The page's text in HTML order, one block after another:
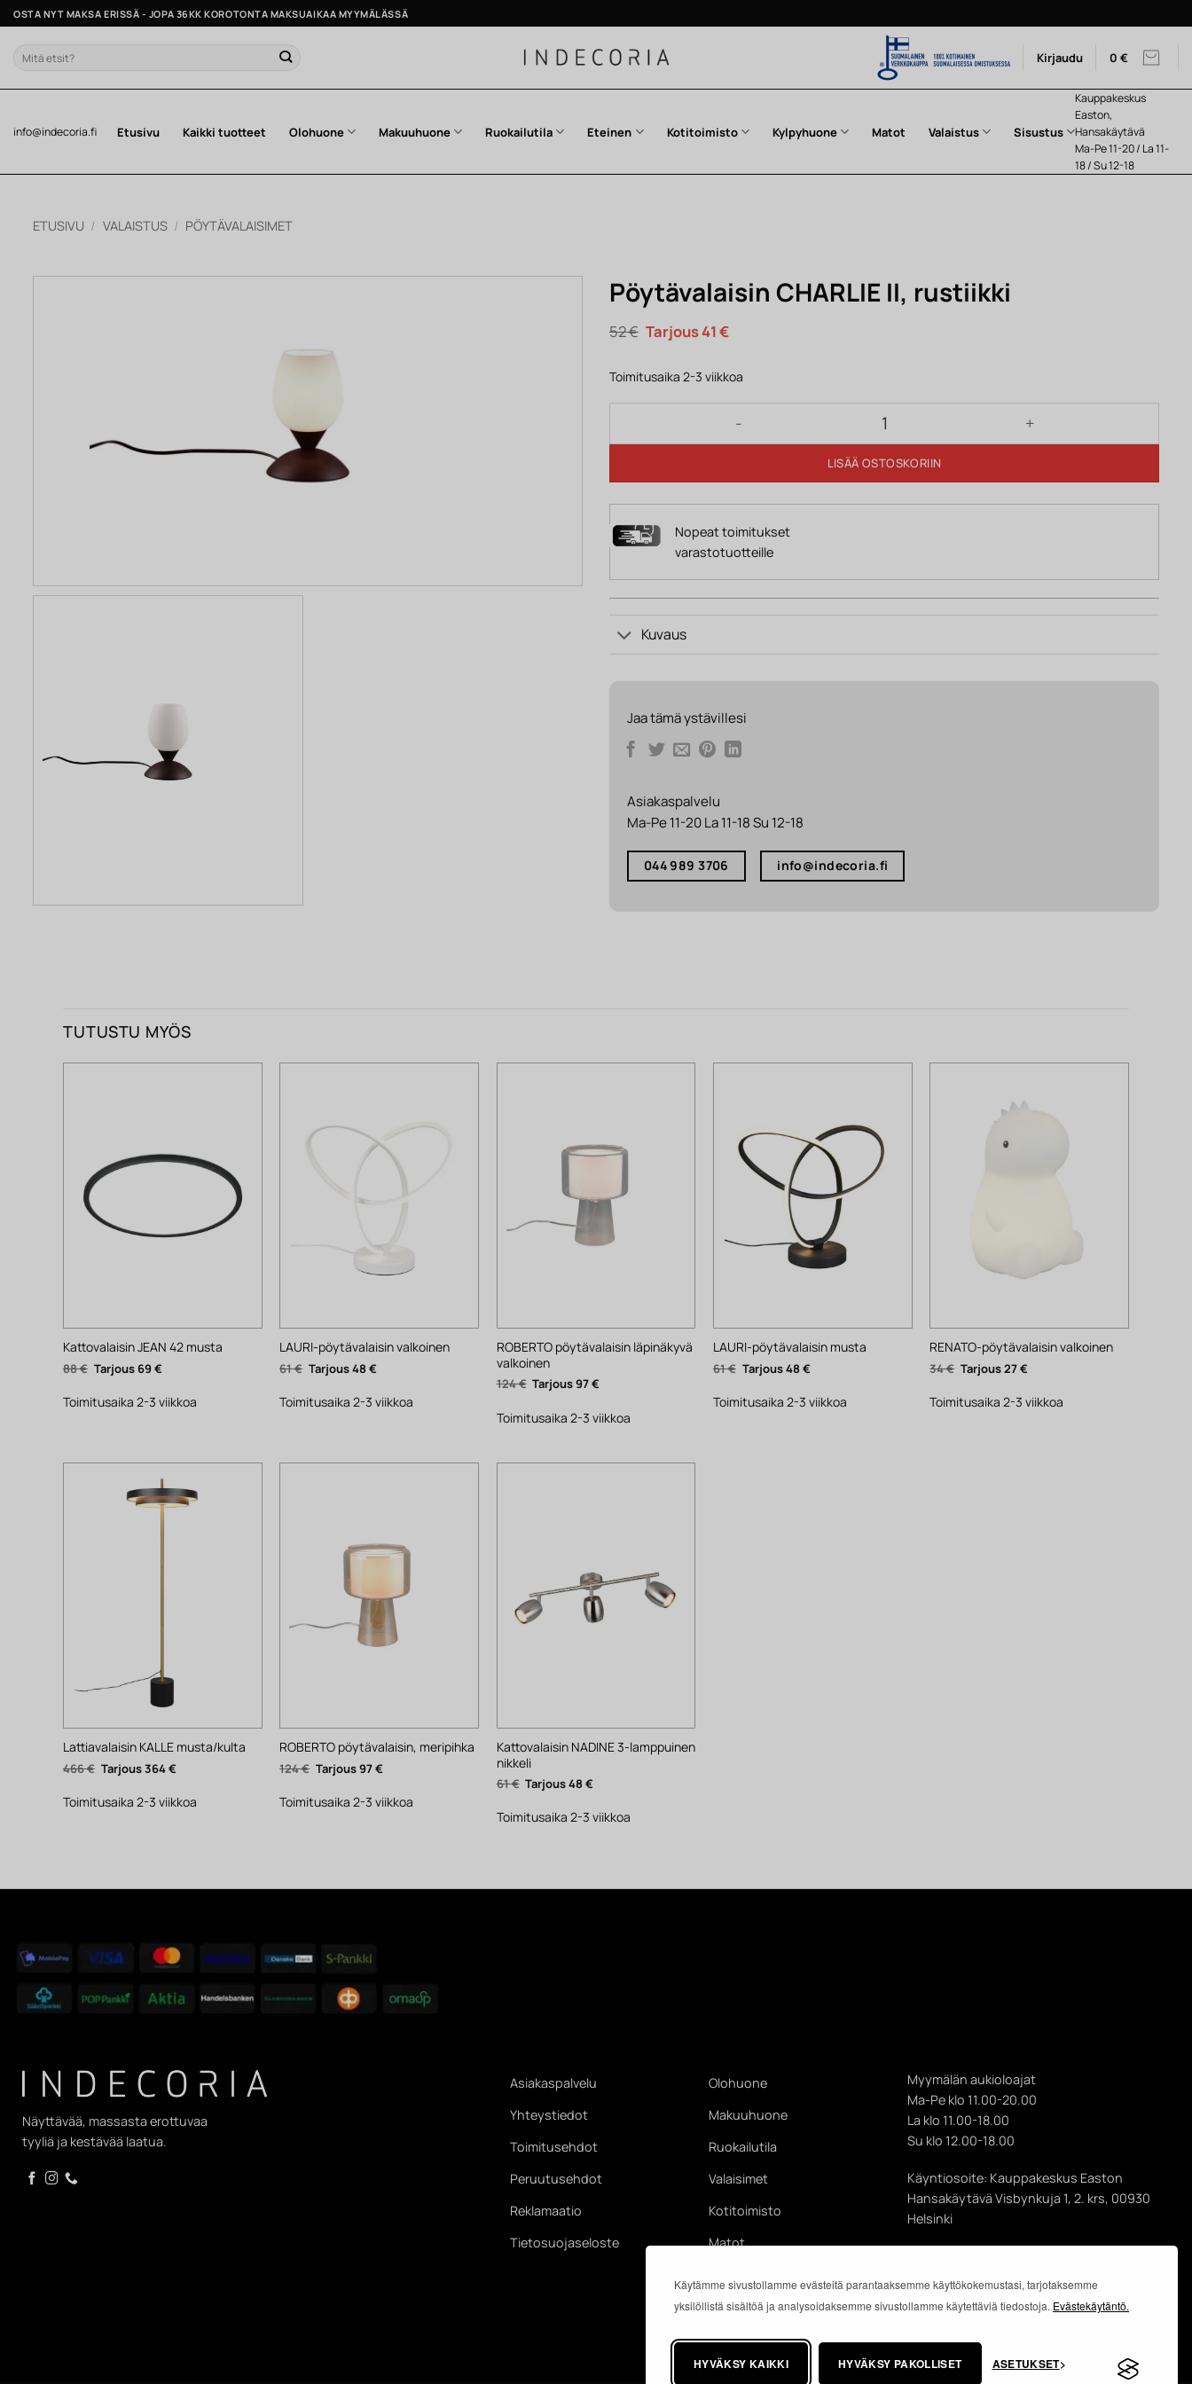
Käytämme sivustollamme evästeitä parantaaksemme käyttökokemustasi, tarjotaksemme
yksilöllistä sisältöä ja analysoidaksemme sivustollamme käytettäviä tiedostoja. Evästekäytäntö.
HYVÄKSY KAIKKI HYVÄKSY PAKOLLISET ASETUKSET
Skip
to
content
OSTA NYT MAKSA ERISSÄ - JOPA 36KK KOROTONTA MAKSUAIKAA MYYMÄLÄSSÄ
Etsi: Kirjaudu 0 €
info@indecoria.fi Etusivu Kaikki tuotteet Olohuone Makuuhuone Ruokailutila Eteinen Kotitoimisto Kylpyhuone Matot Valaistus Sisustus
Kauppakeskus
Easton,
Hansakäytävä
Ma-Pe 11-20 / La 11-
18 / Su 12-18
ETUSIVU / VALAISTUS / PÖYTÄVALAISIMET
Pöytävalaisin CHARLIE II, rustiikki
52€ Alkuperäinen
hinta
52 €.
41€Nykyinen
41 €.
Toimitusaika 2-3 viikkoa
Pöytävalaisin CHARLIE II, rustiikki määrä
LISÄÄ OSTOSKORIIN
Nopeat toimitukset
varastotuotteille
Kuvaus
Jaa tämä ystävillesi
Asiakaspalvelu
Ma-Pe 11-20 La 11-18 Su 12-18
044 989 3706 info@indecoria.fi
TUTUSTU MYÖS
Kattovalaisin JEAN 42 musta
88€ Alkuperäinen
hinta
88 €.
69€Nykyinen
hinta
69 €.
Toimitusaika 2-3 viikkoa
LAURI-pöytävalaisin valkoinen
61€ Alkuperäinen
hinta
61 €.
48€
48 €.
Toimitusaika 2-3 viikkoa
ROBERTO pöytävalaisin läpinäkyvä
valkoinen
124€ Alkuperäinen
hinta
124 €.
97€
97 €.
Toimitusaika 2-3 viikkoa
LAURI-pöytävalaisin musta
61€ Alkuperäinen
hinta
61 €.
48 €Nykyinen
hinta
48 €.
Toimitusaika 2-3 viikkoa
RENATO-pöytävalaisin valkoinen
34€ Alkuperäinen
hinta
34 €.
27€
27 €.
Toimitusaika 2-3 viikkoa
Lattiavalaisin KALLE musta/kulta
466€ Alkuperäinen
hinta
466 €.
364€Nykyinen
hinta
364 €.
Toimitusaika 2-3 viikkoa
ROBERTO pöytävalaisin, meripihka
124€ Alkuperäinen
hinta
124 €.
97€
97 €.
Toimitusaika 2-3 viikkoa
Kattovalaisin NADINE 3-lamppuinen
nikkeli
61€ Alkuperäinen
hinta
61 €.
48€
48 €.
Toimitusaika 2-3 viikkoa
Näyttävää, massasta erottuvaa
tyyliä ja kestävää laatua.
Asiakaspalvelu
Yhteystiedot
Toimitusehdot
Peruutusehdot
Reklamaatio
Tietosuojaseloste
Olohuone
Makuuhuone
Ruokailutila
Valaisimet
Kotitoimisto
Matot
Myymälän aukioloajat
Ma-Pe klo 11.00-20.00
La klo 11.00-18.00
Su klo 12.00-18.00
Käyntiosoite: Kauppakeskus Easton
Hansakäytävä Visbynkuja 1, 2. krs, 00930
Helsinki